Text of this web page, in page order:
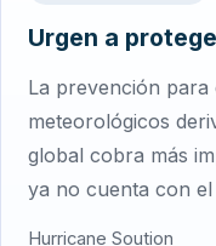
Urgen a
La prevención
meteorológicos
global cobra más
ya no cuenta con el
Hurricane Soution